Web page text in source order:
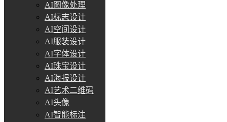
AI图像处理
AI标志设计
AI空间设计
AI服装设计
AI字体设计
AI珠宝设计
AI海报设计
AI艺术二维码
AI头像
AI智能标注